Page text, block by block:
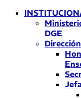
DGE